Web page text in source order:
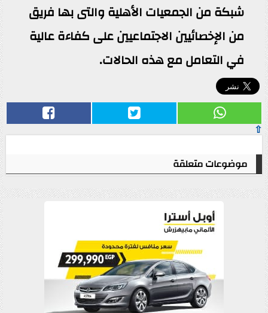
شبكة من الجمعيات الأهلية والتى بها فريق
من الإخصائيين الاجتماعيين على كفاءة عالية
في التعامل مع هذه الحالات.
⇧
موضوعات متعلقة